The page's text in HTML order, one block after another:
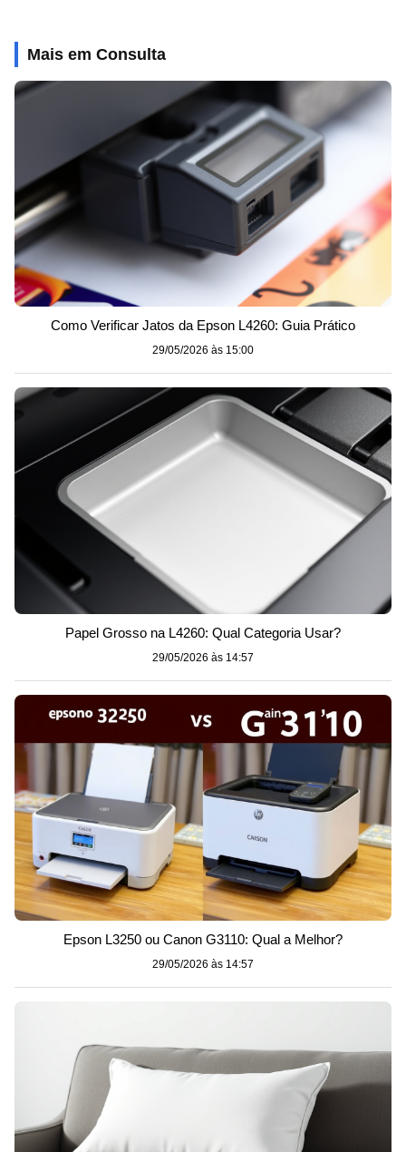
Mais em Consulta
Como Verificar Jatos da Epson L4260: Guia Prático
29/05/2026 às 15:00
Papel Grosso na L4260: Qual Categoria Usar?
29/05/2026 às 14:57
Epson L3250 ou Canon G3110: Qual a Melhor?
29/05/2026 às 14:57